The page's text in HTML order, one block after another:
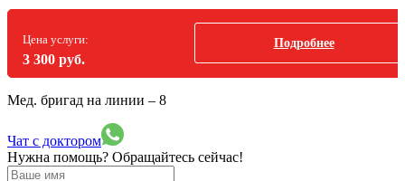
Цена услуги:
3 300 руб.
Подробнее
Мед. бригад на линии – 8
Чат с доктором
Нужна помощь? Обращайтесь сейчас!